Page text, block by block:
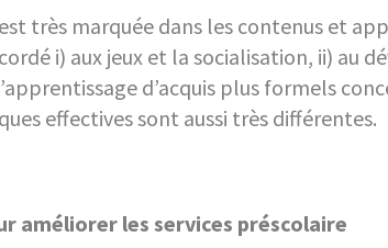
très marquée dans les contenus et
i) aux jeux et la socialisation, ii) au
d’acquis plus formels
effectives sont aussi très différentes.
améliorer les services préscolaire